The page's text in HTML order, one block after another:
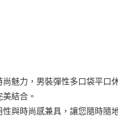
尚魅力，男裝彈性多口袋平口
結合。
性與時尚感兼具，讓您隨時隨